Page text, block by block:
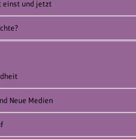
einst und jetzt
Neue Medien